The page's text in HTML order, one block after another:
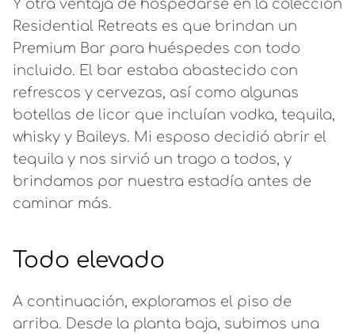
Y otra ventaja de hospedarse en la colección
Residential Retreats es que brindan un
Premium Bar para huéspedes con todo
incluido. El bar estaba abastecido con
refrescos y cervezas, así como algunas
botellas de licor que incluían vodka, tequila,
whisky y Baileys. Mi esposo decidió abrir el
tequila y nos sirvió un trago a todos, y
brindamos por nuestra estadía antes de
caminar más.
Todo elevado
A continuación, exploramos el piso de
arriba. Desde la planta baja, subimos una